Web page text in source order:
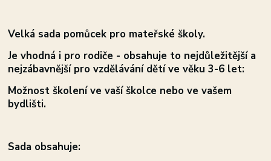
Velká sada pomůcek pro mateřské školy.
Je vhodná i pro rodiče - obsahuje to nejdůležitější a
nejzábavnější pro vzdělávání dětí ve věku 3-6 let:
Možnost školení ve vaší školce nebo ve vašem
bydlišti.
Sada obsahuje: